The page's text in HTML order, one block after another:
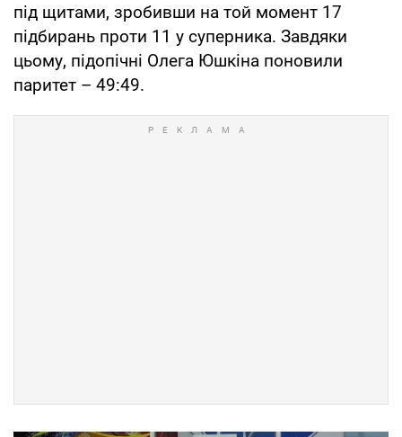
під щитами, зробивши на той момент 17
підбирань проти 11 у суперника. Завдяки
цьому, підопічні Олега Юшкіна поновили
паритет – 49:49.